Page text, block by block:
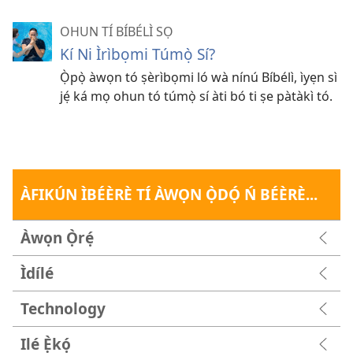
OHUN TÍ BÍBÉLÌ SỌ
Kí Ni Ìrìbọmi Túmọ̀ Sí?
Ọ̀pọ̀ àwọn tó ṣèrìbọmi ló wà nínú Bíbélì, ìyẹn sì
jẹ́ ká mọ ohun tó túmọ̀ sí àti bó ti ṣe pàtàkì tó.
ÀFIKÚN ÌBÉÈRÈ TÍ ÀWỌN Ọ̀DỌ́ Ń BÉÈRÈ...
Àwọn Ọ̀rẹ́
Ìdílé
Technology
Ilé Ẹ̀kọ́